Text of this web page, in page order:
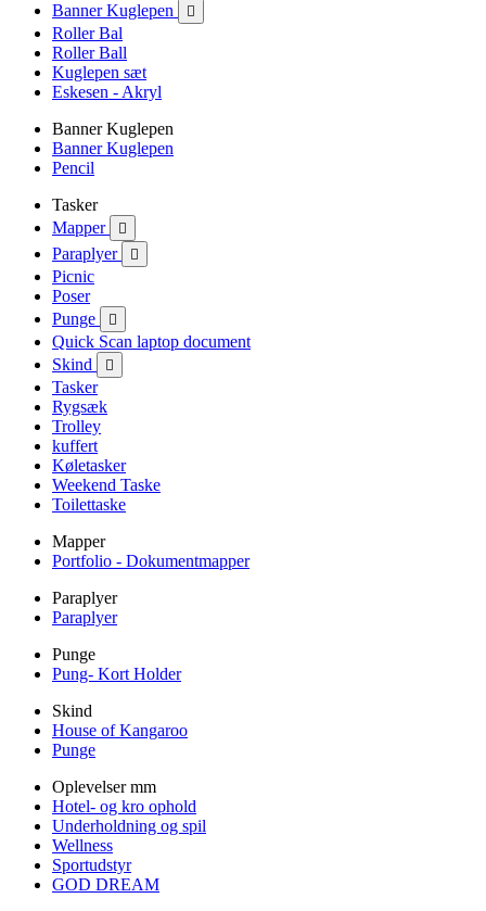
Banner Kuglepen

Roller Bal
Roller Ball
Kuglepen sæt
Eskesen - Akryl
Banner Kuglepen
Banner Kuglepen
Pencil
Tasker
Mapper

Paraplyer 
Picnic
Poser
Punge

Quick Scan laptop document
Skind

Tasker
Rygsæk
Trolley
kuffert
Køletasker
Weekend Taske
Toilettaske
Mapper
Portfolio - Dokumentmapper
Paraplyer
Paraplyer
Punge
Pung- Kort Holder
Skind
House of Kangaroo
Punge
Oplevelser mm
Hotel- og kro ophold
Underholdning og spil
Wellness
Sportudstyr
GOD DREAM